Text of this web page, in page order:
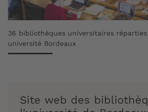
36 bibliothèques universitaires
université Bordeaux
Site web des